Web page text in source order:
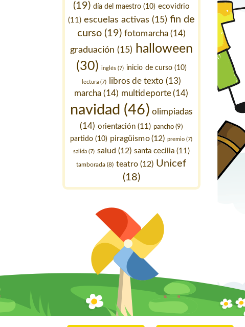
(19) día del maestro (10) ecovidrio
(11) escuelas activas (15) fin de
curso (19) fotomarcha(14)
graduación (15)
halloween
(30) inglés (7) inicio de curso(10)
lectura (7) libros de texto (13)
marcha (14) multideporte(14)
navidad (46) olimpiadas
(14) orientación (11) pancho (9)
partido (10) piragüismo(12) premio (7)
salida (7) salud (12) santa cecilia (11)
tamborada (8) teatro (12) Unicef
(18)